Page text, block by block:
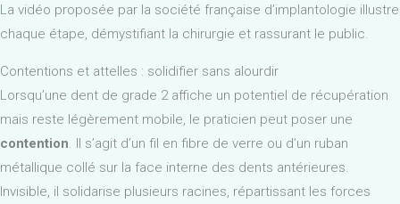
La vidéo proposée par la société française d’implantologie illustre
chaque étape, démystifiant la chirurgie et rassurant le public.
Contentions et attelles : solidifier sans alourdir
Lorsqu’une dent de grade 2 affiche un potentiel de récupération
mais reste légèrement mobile, le praticien peut poser une
contention. Il s’agit d’un fil en fibre de verre ou d’un ruban
métallique collé sur la face interne des dents antérieures.
Invisible, il solidarise plusieurs racines, répartissant les forces